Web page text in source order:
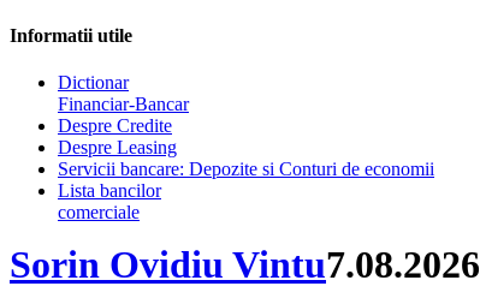
Informatii utile
Dictionar
Financiar-Bancar
Despre Credite
Despre Leasing
Servicii bancare: Depozite si Conturi de economii
Lista bancilor
comerciale
Sorin Ovidiu Vintu7.08.2026